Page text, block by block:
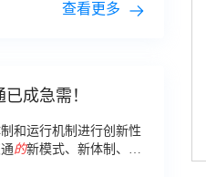
查看更多
成急需！
和运行机制进行创新性
的新模式、新体制、新